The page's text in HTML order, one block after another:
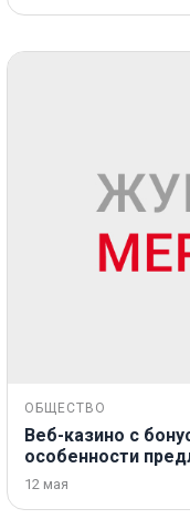
ОБЩЕСТВО
Веб-казино с
особенности
12 мая